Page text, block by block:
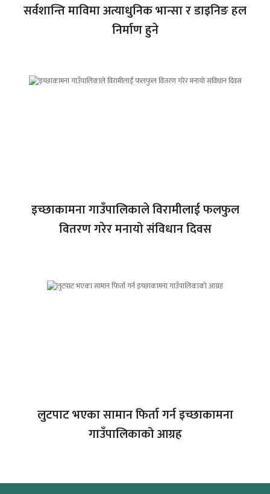
सर्वशान्ति माविमा अत्याधुनिक भान्सा र डाइनिङ हल
निर्माण हुने
इच्छाकामना गाउँपालिकाले विरामीलाई फलफुल
वितरण गरेर मनायो संविधान दिवस
लुटपाट भएका सामान फिर्ता गर्न इच्छाकामना
गाउँपालिकाको आग्रह